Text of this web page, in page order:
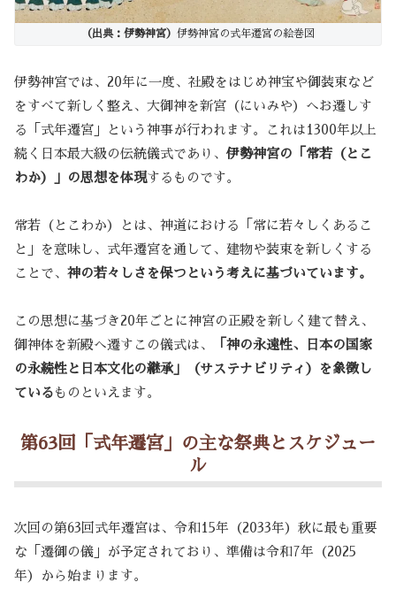
（出典：伊勢神宮） 伊勢神宮の式年遷宮の絵巻図
伊勢神宮では、20年に一度、社殿をはじめ神宝や御装束など
をすべて新しく整え、大御神を新宮（にいみや）へお遷しす
る「式年遷宮」という神事が行われます。これは1300年以上
続く日本最大級の伝統儀式であり、 伊勢神宮の「常若（とこ
わか）」の思想を体現するものです。
常若（とこわか）とは、神道における「常に若々しくあるこ
と」を意味し、式年遷宮を通して、建物や装束を新しくする
ことで、 神の若々しさを保つという考えに基づいています。
この思想に基づき20年ごとに神宮の正殿を新しく建て替え、
御神体を新殿へ遷すこの儀式は、
「神の永遠性、日本の国家
の永続性と日本文化の継承」（サステナビリティ）を象徴し
ている ものといえます。
第63回「式年遷宮」の主な祭典とスケジュー
ル
次回の第63回式年遷宮は、令和15年（2033年）秋に最も重要
な「遷御の儀」が予定されており、準備は令和7年（2025
年）から始まります。